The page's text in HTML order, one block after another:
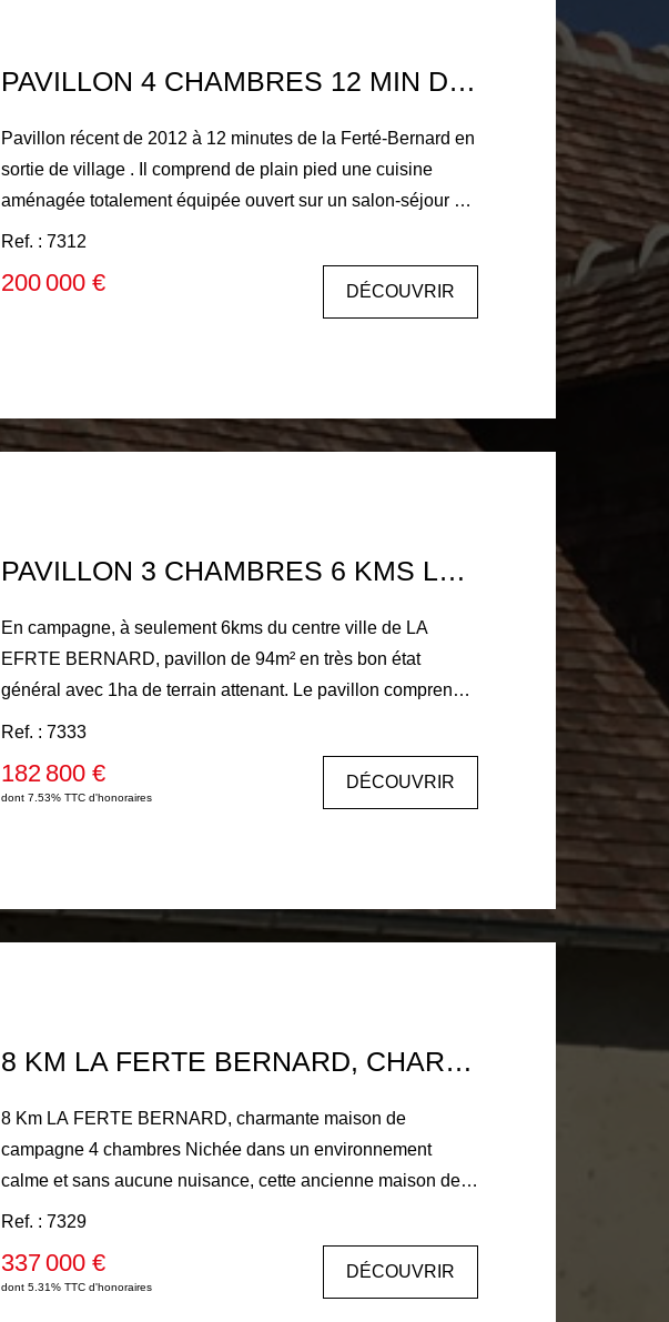
FERTE BERNARD !
PAVILLON 4 CHAMBRES 12 MIN DE LA FERTÉ-BERNARD
Pavillon récent de 2012 à 12 minutes de la Ferté-Bernard en
sortie de village . Il comprend de plain pied une cuisine
aménagée totalement équipée ouvert sur un salon-séjour de
33 m2, deux chambres, une salle d'eau récente. A l'étage
deux grandes chambres. Garage et grenier sur le dessus.
Jolie jardin sans vis à vis avec vue campagne de 3000 m2
environ avec terrasse, cour intérieur et appentis chauffage
Ref. : 7312
200 000 € DÉCOUVRIR
PAVILLON 3 CHAMBRES 6 KMS LA FERTE BERNARD 1HA DE TERRAIN
En campagne, à seulement 6kms du centre ville de LA
EFRTE BERNARD, pavillon de 94m² en très bon état
général avec 1ha de terrain attenant. Le pavillon comprend
une entrée, une cuisine aménagée équipée, un salon-séjour
avec poêle à granulés, une chambre, une salle d'eau. En
demi palier deux chambres. Garage, buanderie. Menuiseries
PVC double vitrage volets roulants électrique.
s'impose !
Ref. : 7333
182 800 €
dont 7.53% TTC d'honoraires
DÉCOUVRIR
8 KM LA FERTE BERNARD, CHARMANTE MAISON DE CAMPAGNE 4 CHAMBRES
8 Km LA FERTE BERNARD, charmante maison de
campagne 4 chambres Nichée dans un environnement
calme et sans aucune nuisance, cette ancienne maison de
campagne entièrement restaurée offre 199 m² habitables et
séduira les amoureux de la nature à la recherche de
volumes généreux et de confort. Au rez-de-chaussée, vous
découvrirez une cuisine aménagée et équipée, ouverte sur
Ref. : 7329
337 000 €
dont 5.31% TTC d'honoraires
DÉCOUVRIR